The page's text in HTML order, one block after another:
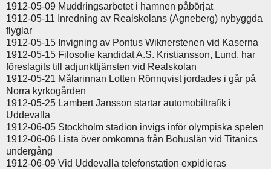
1912-05-09 Muddringsarbetet i hamnen påbörjat
1912-05-11 Inredning av Realskolans (Agneberg) nybyggda
flyglar
1912-05-15 Invigning av Pontus Wiknerstenen vid Kaserna
1912-05-15 Filosofie kandidat A.S. Kristiansson, Lund, har
föreslagits till adjunkttjänsten vid Realskolan
1912-05-21 Målarinnan Lotten Rönnqvist jordades i går på
Norra kyrkogården
1912-05-25 Lambert Jansson startar automobiltrafik i
Uddevalla
1912-06-05 Stockholm stadion invigs inför olympiska spelen
1912-06-06 Lista över omkomna från Bohuslän vid Titanics
undergång
1912-06-09 Vid Uddevalla telefonstation expidieras